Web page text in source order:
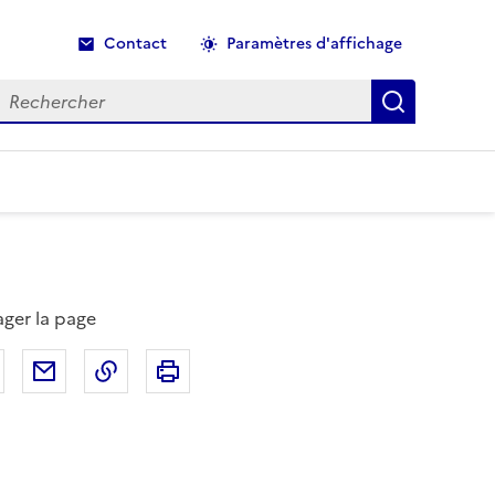
Contact Paramètres d'affichage
Recherche
la page
Partager sur Facebook
Partager par emailCopier dans le presse-papier